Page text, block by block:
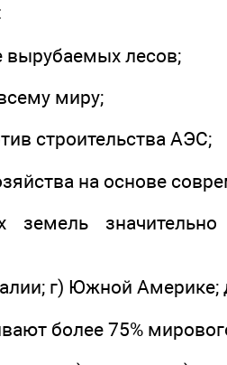
вырубаемых лесов;
миру;
строительства АЭС;
на основе
значительно
г) Южной Америке;
более 75%